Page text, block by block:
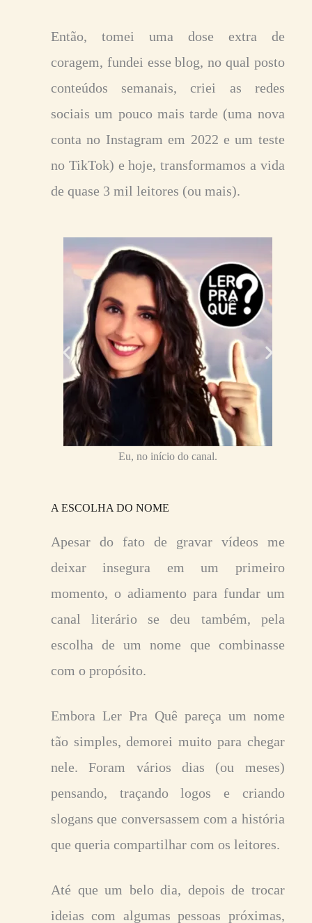
Então, tomei uma dose extra de
coragem, fundei esse blog, no qual posto
conteúdos semanais, criei as redes
sociais um pouco mais tarde (uma nova
conta no Instagram em 2022 e um teste
no TikTok) e hoje, transformamos a vida
de quase 3 mil leitores (ou mais).
Eu, no início do canal.
A ESCOLHA DO NOME
Apesar do fato de gravar vídeos me
deixar insegura em um primeiro
momento, o adiamento para fundar um
canal literário se deu também, pela
escolha de um nome que combinasse
com o propósito.
Embora Ler Pra Quê pareça um nome
tão simples, demorei muito para chegar
nele. Foram vários dias (ou meses)
pensando, traçando logos e criando
slogans que conversassem com a história
que queria compartilhar com os leitores.
Até que um belo dia, depois de trocar
ideias com algumas pessoas próximas,